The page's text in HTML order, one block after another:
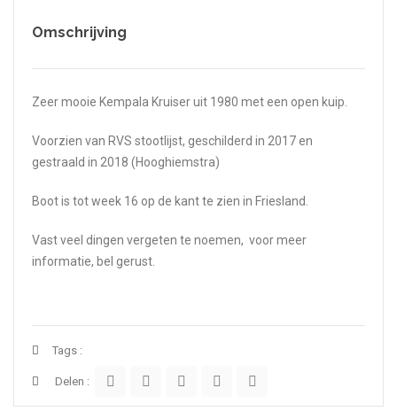
Omschrijving
Zeer mooie Kempala Kruiser uit 1980 met een open kuip.
Voorzien van RVS stootlijst, geschilderd in 2017 en
gestraald in 2018 (Hooghiemstra)
Boot is tot week 16 op de kant te zien in Friesland.
Vast veel dingen vergeten te noemen, voor meer
informatie, bel gerust.
Tags :
Delen :